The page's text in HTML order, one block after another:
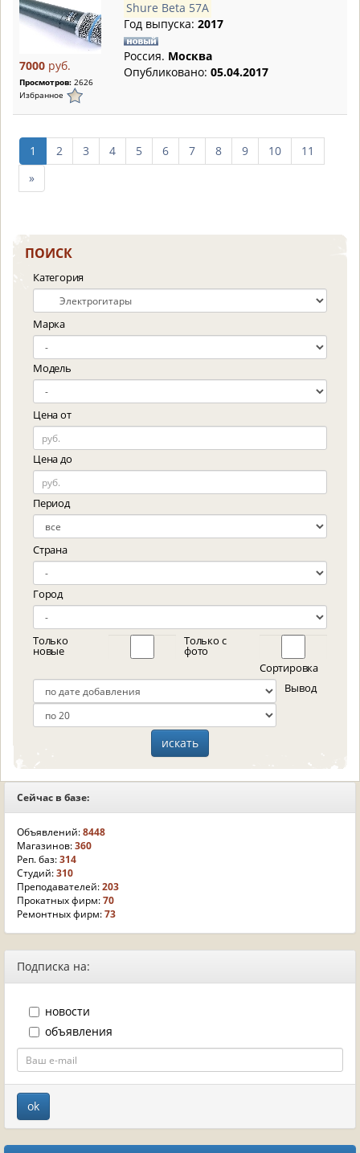
7000 руб.
Просмотров: 2626
Избранное
Shure Beta 57A
Год выпуска: 2017
Россия. Москва
Опубликовано: 05.04.2017
1 2 3 4 5 6 7 8 9 10
11
»след.
10
ПОИСК
Категория
Марка
Модель
Цена от
Цена до
Период
Страна
Город
Только
новые
Только с
фото
Сортировка
Вывод
Сейчас в базе:
Объявлений:8448
Магазинов:360
Реп. баз:314
Студий:310
Преподавателей:203
Прокатных фирм:70
Ремонтных фирм:73
Подписка на:
новости
объявления